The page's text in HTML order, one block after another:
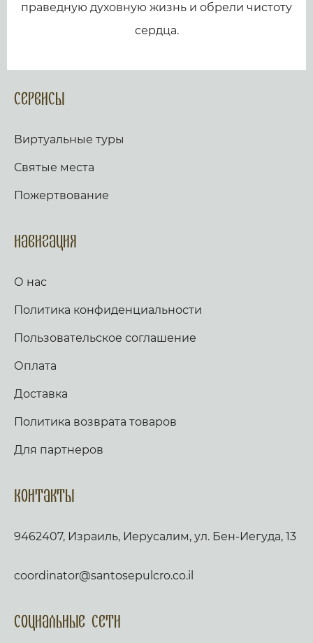
праведную духовную жизнь и обрели чистоту
сердца.
Сервисы
Виртуальные туры
Святые места
Пожертвование
Навигация
О нас
Политика конфиденциальности
Пользовательское соглашение
Оплата
Доставка
Политика возврата товаров
Для партнеров
Контакты
9462407, Израиль, Иерусалим, ул. Бен-Иегуда, 13
coordinator@santosepulcro.co.il
Социальные сети